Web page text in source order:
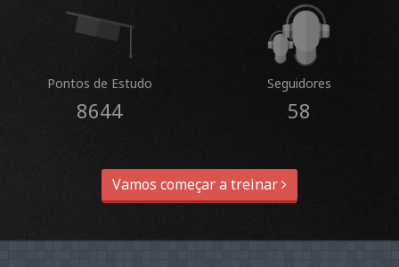
Pontos de Estudo
8644
Seguidores
58
Vamos começar a treinar